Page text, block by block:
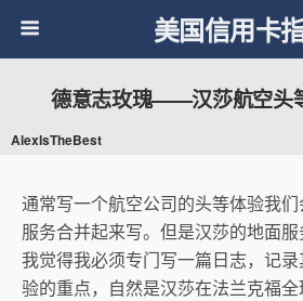
美国信用卡
德意志玫瑰——汉莎航空头
AlexIsTheBest
通常写一个航空公司的头等体验我
服务合并起来写。但是汉莎的地面
我觉得我必须专门写一篇日志，记
验的重点，自然是汉莎在法兰克福